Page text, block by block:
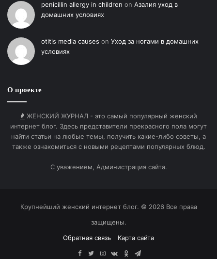
Классификация Аномальное явление
Фактологический перечень
Происшествие имело высокий уровень
Официальное расследование зафиксировало
документы․
Рабочая гипотеза указывает на внеземные
технологии․
Собраны неоспоримые доказательства и
Советы по дешифровке
При изучении инцидента важно сопоставлять
тайминг радаров с показаниями патрулей․
penicillin allergy in children on Азалия уход в
домашних условиях
otitis media causes on Уход за ногами в домашних
условиях
О проекте
ЖЕНСКИЙ ЖУРНАЛ - это самый популярный женский
интернет блог. Здесь представители прекрасного пола могут
найти статьи на любые темы, получить какие-либо советы, а
также ознакомиться с новыми рецептами популярных блюд.
С уважением, Администрация сайта.
Крупнейший женский интернет блог. © 2026 Все права
защищены.
Обратная связь
Карта сайта
Facebook
TwitterInstagram
vk.comОдноклассники
Telegram